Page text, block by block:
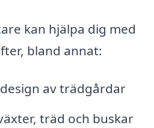
kan hjälpa dig med
bland annat:
av trädgårdar
träd och buskar